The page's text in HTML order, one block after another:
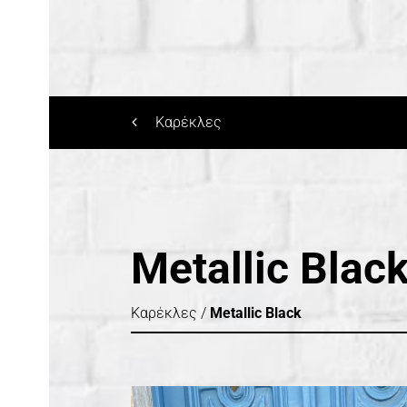
Καρέκλες
Metallic
Καρέκλες / Metallic Black